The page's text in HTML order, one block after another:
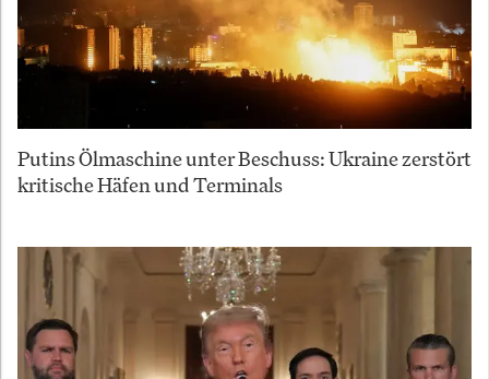
Putins Ölmaschine unter Beschuss: Ukraine zerstört
kritische Häfen und Terminals